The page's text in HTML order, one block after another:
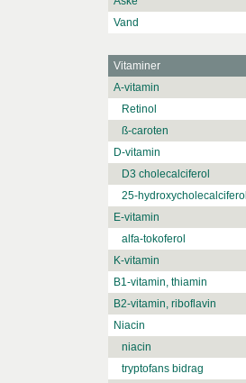
Vand
Vitaminer
A-vitamin
Retinol
ß-caroten
D-vitamin
D3 cholecalciferol
25-hydroxycholecalciferol
E-vitamin
alfa-tokoferol
K-vitamin
B1-vitamin, thiamin
B2-vitamin, riboflavin
Niacin
niacin
tryptofans bidrag